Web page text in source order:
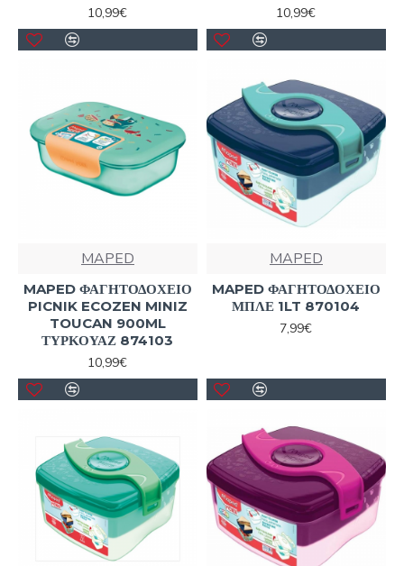
10,99€
10,99€
MAPED
MAPED ΦΑΓΗΤΟΔΟΧΕΙΟ
PICNIK ECOZEN MINIZ
TOUCAN 900ML
ΤΥΡΚΟΥΑΖ 874103
10,99€
MAPED
MAPED ΦΑΓΗΤΟΔΟΧΕΙΟ
ΜΠΛΕ 1LT 870104
7,99€